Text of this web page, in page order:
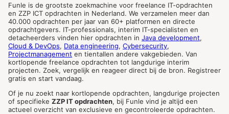
Funle is de grootste zoekmachine voor freelance IT-opdrachten
en ZZP ICT opdrachten in Nederland. We verzamelen meer dan
40.000 opdrachten per jaar van 60+ platformen en directe
opdrachtgevers. IT-professionals, interim IT-specialisten en
detacheerders vinden hier opdrachten in Java development,
Cloud & DevOps, Data engineering, Cybersecurity,
Projectmanagement en tientallen andere vakgebieden. Van
kortlopende freelance opdrachten tot langdurige interim
projecten. Zoek, vergelijk en reageer direct bij de bron. Registreer
gratis en start vandaag.
Of je nu zoekt naar kortlopende opdrachten, langdurige projecten
of specifieke ZZP IT opdrachten, bij Funle vind je altijd een
actueel overzicht van exclusieve en gecontroleerde opdrachten.